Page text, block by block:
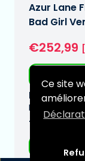
Ce site
Azur Lane
Bad Girl
€252,99
Date de
N/A
Type: